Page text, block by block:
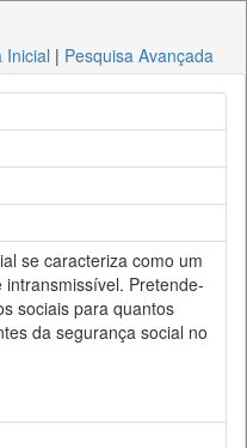
Inicial | Pesquisa Avançada
se caracteriza como um
Pretende-
sociais para quantos
da segurança social no